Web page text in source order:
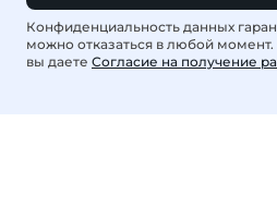
Конфиденциальность данных
можно отказаться в любой
вы даете Согласие на получение